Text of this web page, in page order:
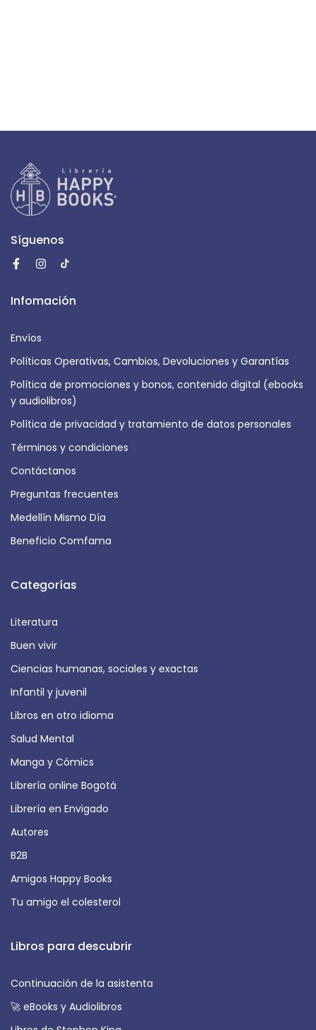
Síguenos
Infomación
Envíos
Políticas Operativas, Cambios, Devoluciones y Garantías
Política de promociones y bonos, contenido digital (ebooks
y audiolibros)
Política de privacidad y tratamiento de datos personales
Términos y condiciones
Contáctanos
Preguntas frecuentes
Medellín Mismo Día
Beneficio Comfama
Categorías
Literatura
Buen vivir
Ciencias humanas, sociales y exactas
Infantil y juvenil
Libros en otro idioma
Salud Mental
Manga y Cómics
Librería online Bogotá
Librería en Envigado
Autores
B2B
Amigos Happy Books
Tu amigo el colesterol
Libros para descubrir
Continuación de la asistenta
🚀 eBooks y Audiolibros